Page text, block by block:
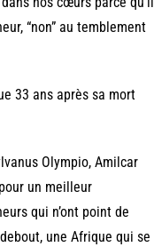
“non” au temblement
33 ans après sa mort
Olympio, Amilcar
un meilleur
qui n’ont point de
une Afrique qui se